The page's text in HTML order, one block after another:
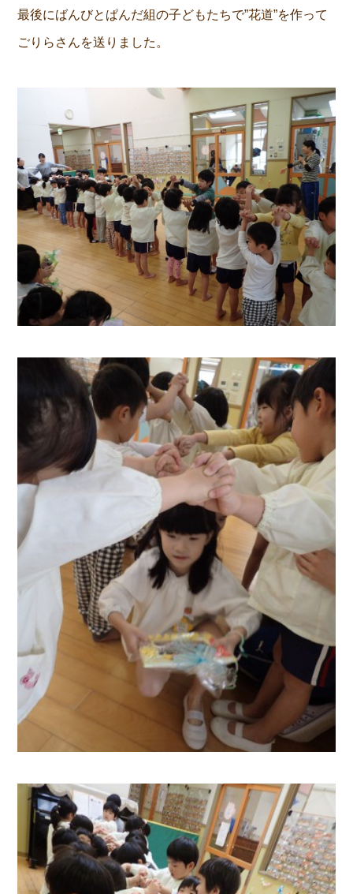
最後にばんびとぱんだ組の子どもたちで”花道”を作って
ごりらさんを送りました。